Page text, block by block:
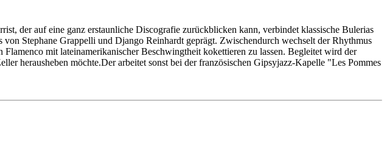
der auf eine ganz erstaunliche Discografie zurückblicken kann, verbindet klassische Bulerias
Stephane Grappelli und Django Reinhardt geprägt. Zwischendurch wechselt der Rhythmus
mit lateinamerikanischer Beschwingtheit kokettieren zu lassen. Begleitet wird der
herausheben möchte.Der arbeitet sonst bei der französischen Gipsyjazz-Kapelle "Les Pommes